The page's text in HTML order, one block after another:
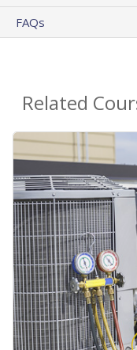
FAQs
Related